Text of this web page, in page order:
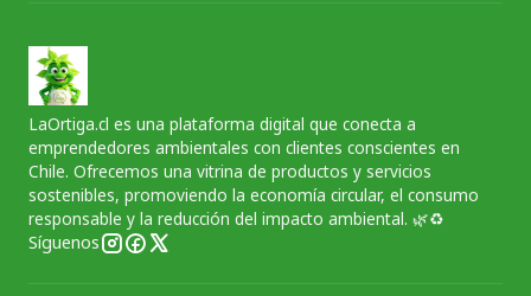
LaOrtiga.cl es una plataforma digital que conecta a
emprendedores ambientales con clientes conscientes en
Chile. Ofrecemos una vitrina de productos y servicios
sostenibles, promoviendo la economía circular, el consumo
responsable y la reducción del impacto ambiental. 🌿♻️
Síguenos